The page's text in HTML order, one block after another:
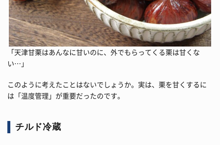
「天津甘栗はあんなに甘いのに、外でもらってくる栗は甘くな
い…」
このように考えたことはないでしょうか。実は、栗を甘くするに
は「温度管理」が重要だったのです。
チルド冷蔵